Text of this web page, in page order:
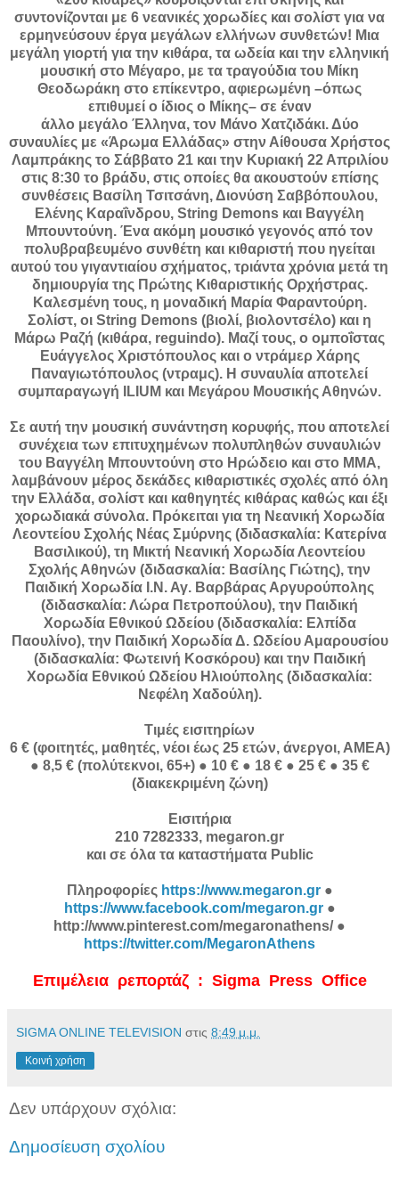
συντονίζονται με 6 νεανικές χορωδίες και σολίστ για να
ερμηνεύσουν έργα μεγάλων ελλήνων συνθετών! Μια
μεγάλη γιορτή για την κιθάρα, τα ωδεία και την ελληνική
μουσική στο Μέγαρο, με τα τραγούδια του Μίκη
Θεοδωράκη στο επίκεντρο, αφιερωμένη –όπως
επιθυμεί ο ίδιος ο Μίκης– σε έναν
άλλο μεγάλο Έλληνα, τον Μάνο Χατζιδάκι. Δύο
συναυλίες με «Άρωμα Ελλάδας» στην Αίθουσα Χρήστος
Λαμπράκης το Σάββατο 21 και την Κυριακή 22 Απριλίου
στις 8:30 το βράδυ, στις οποίες θα ακουστούν επίσης
συνθέσεις Βασίλη Τσιτσάνη, Διονύση Σαββόπουλου,
Ελένης Καραΐνδρου, String Demons και Βαγγέλη
Μπουντούνη. Ένα ακόμη μουσικό γεγονός από τον
πολυβραβευμένο συνθέτη και κιθαριστή που ηγείται
αυτού του γιγαντιαίου σχήματος, τριάντα χρόνια μετά τη
δημιουργία της Πρώτης Κιθαριστικής Ορχήστρας.
Καλεσμένη τους, η μοναδική Μαρία Φαραντούρη.
Σολίστ, οι String Demons (βιολί, βιολοντσέλο) και η
Μάρω Ραζή (κιθάρα, reguindo). Μαζί τους, ο ομποΐστας
Ευάγγελος Χριστόπουλος και ο ντράμερ Χάρης
Παναγιωτόπουλος (ντραμς). Η συναυλία αποτελεί
συμπαραγωγή ΙLIUM και Μεγάρου Μουσικής Αθηνών.
Σε αυτή την μουσική συνάντηση κορυφής, που αποτελεί
συνέχεια των επιτυχημένων πολυπληθών συναυλιών
του Βαγγέλη Μπουντούνη στο Ηρώδειο και στο ΜΜΑ,
λαμβάνουν μέρος δεκάδες κιθαριστικές σχολές από όλη
την Ελλάδα, σολίστ και καθηγητές κιθάρας καθώς και έξι
χορωδιακά σύνολα. Πρόκειται για τη Νεανική Χορωδία
Λεοντείου Σχολής Νέας Σμύρνης (διδασκαλία: Κατερίνα
Βασιλικού), τη Μικτή Νεανική Χορωδία Λεοντείου
Σχολής Αθηνών (διδασκαλία: Βασίλης Γιώτης), την
Παιδική Χορωδία Ι.Ν. Αγ. Βαρβάρας Αργυρούπολης
(διδασκαλία: Λώρα Πετροπούλου), την Παιδική
Χορωδία Εθνικού Ωδείου (διδασκαλία: Ελπίδα
Παουλίνο), την Παιδική Χορωδία Δ. Ωδείου Αμαρουσίου
(διδασκαλία: Φωτεινή Κοσκόρου) και την Παιδική
Χορωδία Εθνικού Ωδείου Ηλιούπολης (διδασκαλία:
Νεφέλη Χαδούλη).
Tιμές εισιτηρίων
6 € (φοιτητές, μαθητές, νέοι έως 25 ετών, άνεργοι, ΑΜΕΑ)
● 8,5 € (πολύτεκνοι, 65+) ● 10 € ● 18 € ● 25 € ● 35 €
(διακεκριμένη ζώνη)
Eισιτήρια
210 7282333, megaron.gr
και σε όλα τα καταστήματα Public
Πληροφορίες https://www.megaron.gr●
https://www.facebook.com/megaron.gr●
http://www.pinterest.com/megaronathens/ ●
https://twitter.com/MegaronAthens
Επιμέλεια ρεπορτάζ : Sigma Press Office
SIGMA ONLINE TELEVISION στις 8:49 μ.μ.
Κοινή χρήση
Δεν υπάρχουν σχόλια:
Δημοσίευση σχολίου